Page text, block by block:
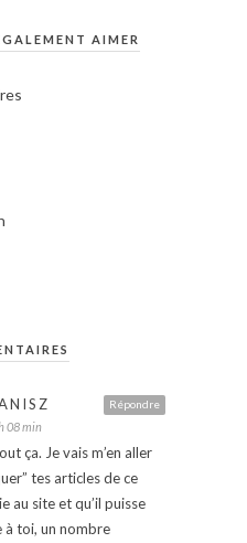
AIMER
Répondre
08 min
ça. Je vais m’en aller
tes articles de ce
au site et qu’il puisse
à toi, un nombre